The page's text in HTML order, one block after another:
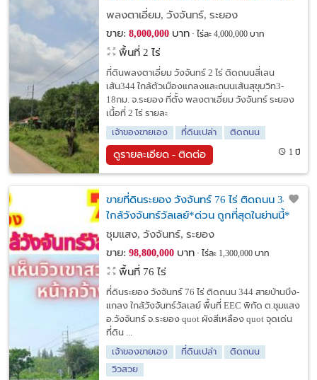
สุขุมวิท3-18กม. จ.ระยอง
พลงตาเอี่ยม, วังจันทร์, ระยอง
ขาย: 8,000,000บาท ไร่ละ 4,000,000 บาท
พื้นที่ 2 ไร่
ที่ดินพลงตาเอี่ยม วังจันทร์ 2 ไร่ ติดถนนสี่เลน
เส้น344 ใกล้ตัวเมืองแกลงและถนนเส้นสุขุมวิท3-
18กม. จ.ระยอง ที่ตั้ง พลงตาเอี่ยม วังจันทร์ ระยอง
เนื้อที่ 2 ไร่ รายละ
เจ้าของขายเอง
ที่ดินเปล่า ติดถนน
ดูรายละเอียด - ติดต่อ 1 ปี
ขายที่ดินระยอง วังจันทร์ 76 ไร่ ติดถนน 344
ใกล้วังจันทร์วัลเลย์*ด่วน ถูกที่สุดในย่านนี้*
ชุมแสง, วังจันทร์, ระยอง
ขาย: 98,800,000บาท ไร่ละ 1,300,000 บาท
พื้นที่ 76 ไร่
ที่ดินระยอง วังจันทร์ 76 ไร่ ติดถนน 344 สายบ้านบึง-
แกลง ใกล้วังจันทร์วัลเลย์ พื้นที่ EEC พิกัด ต.ชุมแสง
อ.วังจันทร์ จ.ระยอง quot ผังสีเหลือง quot จุดเด่น
ที่ดิน ...
เจ้าของขายเอง
ที่ดินเปล่า
ติดถนน
วิวสวย